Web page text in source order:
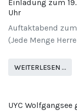
Einladung zum
Uhr
Auftaktabend zum
(Jede Menge
WEITERLESEN …
UYC